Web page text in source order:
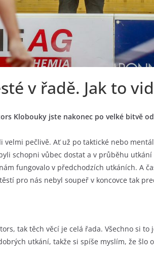
v řadě. Jak to
Klobouky jste nakonec po velké bitvě
pečlivě. Ať už po taktické nebo
schopni vůbec dostat a v průběhu
fungovalo v předchodzích utkáních. A
pro nás nebyl soupeř v koncovce tak
tak těch věcí je celá řada. Všechno si to
utkání, takže si spíše myslím, že šlo